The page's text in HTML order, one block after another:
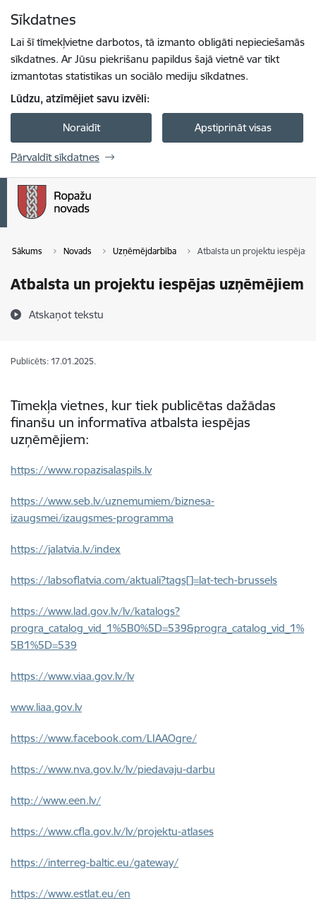
Sīkdatnes
Lai šī tīmekļvietne darbotos, tā izmanto obligāti nepieciešamās
sīkdatnes. Ar Jūsu piekrišanu papildus šajā vietnē var tikt
izmantotas statistikas un sociālo mediju sīkdatnes.
Lūdzu, atzīmējiet savu izvēli:
Noraidīt Apstiprināt visas
Pārvaldīt sīkdatnes
Sākums Novads Uzņēmējdarbība Atbalsta un projektu iespējas
Atbalsta un projektu iespējas uzņēmējiem
Atskaņot tekstu
Publicēts: 17.01.2025.
Tīmekļa vietnes, kur tiek publicētas dažādas
finanšu un informatīva atbalsta iespējas
uzņēmējiem:
https://www.ropazisalaspils.lv
https://www.seb.lv/uznemumiem/biznesa-
izaugsmei/izaugsmes-programma
https://jalatvia.lv/index
https://labsoflatvia.com/aktuali?tags[]=lat-tech-brussels
https://www.lad.gov.lv/lv/katalogs?
progra_catalog_vid_1%5B0%5D=539&progra_catalog_vid_1%
5B1%5D=539
https://www.viaa.gov.lv/lv
www.liaa.gov.lv
https://www.facebook.com/LIAAOgre/
https://www.nva.gov.lv/lv/piedavaju-darbu
http://www.een.lv/
https://www.cfla.gov.lv/lv/projektu-atlases
https://interreg-baltic.eu/gateway/
https://www.estlat.eu/en